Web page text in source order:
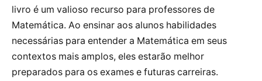
livro é um valioso recurso para professores de
Matemática. Ao ensinar aos alunos habilidades
necessárias para entender a Matemática em seus
contextos mais amplos, eles estarão melhor
preparados para os exames e futuras carreiras.